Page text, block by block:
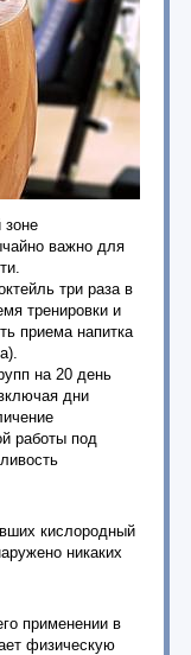
зоне
важно для
три раза в
тренировки и
приема напитка
на 20 день
дни
работы под
кислородный
никаких
применении в
физическую